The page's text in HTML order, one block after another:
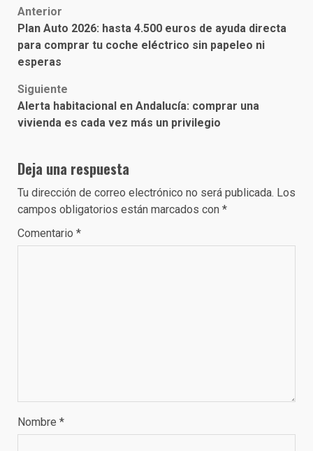
Post
navigation
Anterior
Plan Auto 2026: hasta 4.500 euros de ayuda directa
para comprar tu coche eléctrico sin papeleo ni
esperas
Siguiente
Alerta habitacional en Andalucía: comprar una
vivienda es cada vez más un privilegio
Deja una respuesta
Tu dirección de correo electrónico no será publicada. Los
campos obligatorios están marcados con *
Comentario *
Nombre *